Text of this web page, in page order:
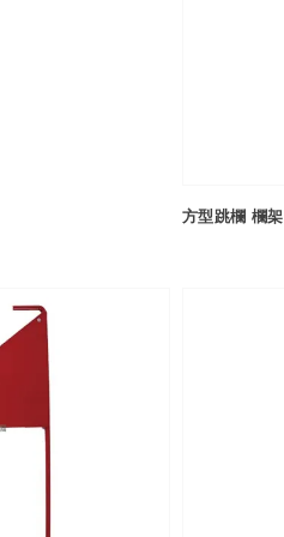
方型跳欄 欄架